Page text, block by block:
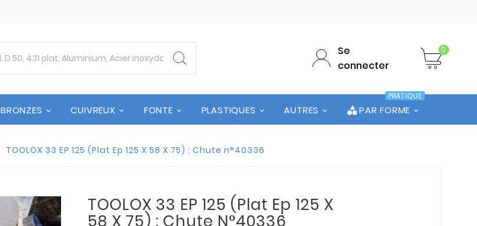
Se
connecter
0
BRONZES CUIVREUX FONTE PLASTIQUES AUTRES PAR FORME
PRATIQUE
TOOLOX 33 EP 125 (Plat Ep 125 X 58 X 75) : Chute n°40336
TOOLOX 33 EP 125 (Plat Ep 125 X
58 X 75) : Chute N°40336